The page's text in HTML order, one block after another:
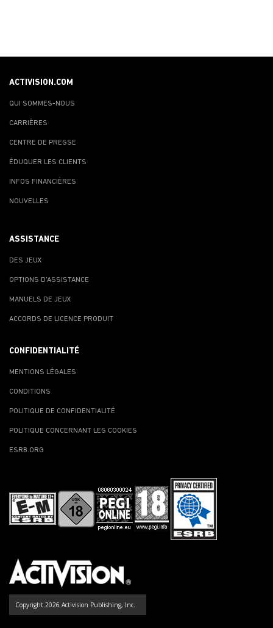
ACTIVISION.COM
QUI SOMMES-NOUS
CARRIÈRES
CENTRE DE PRESSE
ÉDUQUER LES CLIENTS
INFOS FINANCIÈRES
NOUVELLES
ASSISTANCE
DES JEUX
OPTIONS D'ASSISTANCE
MANUELS DE JEUX
ACCORDS DE LICENCE PRODUIT
CONFIDENTIALITÉ
MENTIONS LÉGALES
CONDITIONS
POLITIQUE DE CONFIDENTIALITÉ
POLITIQUE CONCERNANT LES COOKIES
ESRB.ORG
Copyright 2026 Activision Publishing, Inc.